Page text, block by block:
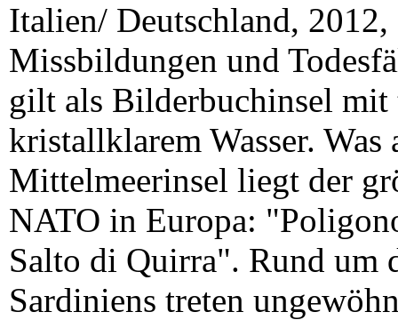
Italien/ Deutschland,
Missbildungen und
gilt als Bilderbuchinsel mit
kristallklarem Wasser.
Mittelmeerinsel liegt der
NATO in Europa:
Salto di Quirra". Rund um
Sardiniens treten